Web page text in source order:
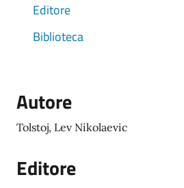
Editore
Biblioteca
Autore
Tolstoj, Lev Nikolaevic
Editore